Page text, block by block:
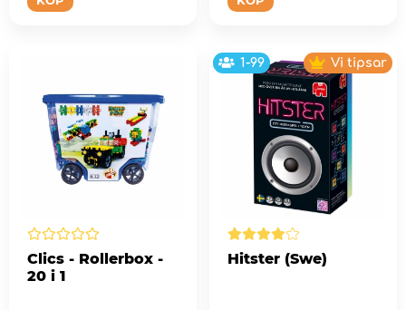
Clics - Rollerbox -
20 i 1
1-99 Vi tipsar
Hitster (Swe)